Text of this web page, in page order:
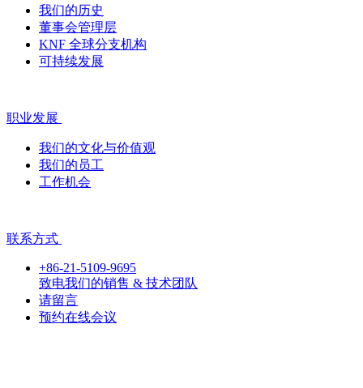
我们的历史
董事会管理层
KNF 全球分支机构
可持续发展
职业发展
我们的文化与价值观
我们的员工
工作机会
联系方式
+86-21-5109-9695
致电我们的销售 & 技术团队
请留言
预约在线会议